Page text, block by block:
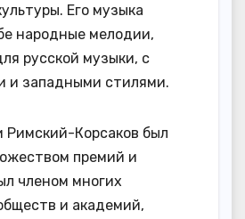
Его музыка
народные мелодии,
русской музыки, с
и западными стилями.
Римский-Корсаков был
премий и
членом многих
и академий,